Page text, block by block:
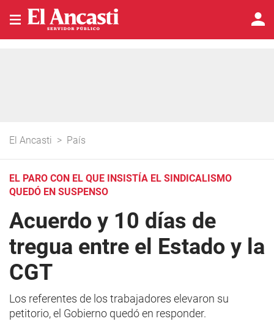
El Ancasti > País
EL PARO CON EL QUE INSISTÍA EL SINDICALISMO
QUEDÓ EN SUSPENSO
Acuerdo y 10 días de
tregua entre el Estado y la
CGT
Los referentes de los trabajadores elevaron su
petitorio, el Gobierno quedó en responder.